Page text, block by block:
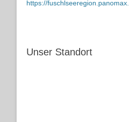
https://
Unser Standort